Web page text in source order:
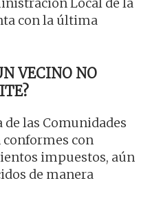
con la última
VECINO NO
las Comunidades
conformes con
impuestos, aún
de manera